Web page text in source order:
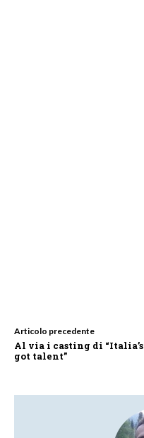
Articolo precedente
Al via i casting di “Italia’s
got talent”